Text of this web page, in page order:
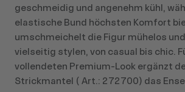
geschmeidig und angenehm kühl,
elastische Bund höchsten Komfort
umschmeichelt die Figur mühelos
vielseitig stylen, von casual bis chic.
vollendeten Premium-Look ergänzt
Strickmantel ( Art.: 272700) das